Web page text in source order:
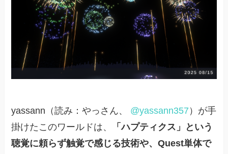
yassann（読み：やっさん、 @yassann357 ）が手
掛けたこのワールドは、
「ハプティクス」という
聴覚に頼らず触覚で感じる技術や、Quest単体で